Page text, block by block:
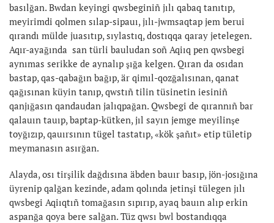
basılğan. Bwdan keyingi qwsbeginiñ jılı qabaq tanıtıp,
meyirimdi qolmen sılap-sipauı, jılı-jwmsaqtap jem berui
qırandı mülde juasıtıp, sıylastıq, dostıqqa qaray jetelegen.
Aqır-ayağında san türli bauludan soñ Aqiıq pen qwsbegi
aynımas serikke de aynalıp şığa kelgen. Qıran da osıdan
bastap, qas-qabağın bağıp, är qimıl-qozğalısınan, qanat
qağısınan küyin tanıp, qwstıñ tilin tüsinetin iesiniñ
qanjığasın qandaudan jalıqpağan. Qwsbegi de qırannıñ bar
qalauın tauıp, baptap-kütken, jıl sayın jemge meyilinşe
toyğızıp, qauırsının tügel tastatıp, «kök şañıt» etip tületip
meymanasın asırğan.
Alayda, osı tirşilik dağdısına äbden bauır basıp, jön-josığına
üyrenip qalğan kezinde, adam qolında jetinşi tülegen jılı
qwsbegi Aqiıqtıñ tomağasın sıpırıp, ayaq bauın alıp erkin
aspanğa qoya bere salğan. Tüz qwsı bwl bostandıqqa